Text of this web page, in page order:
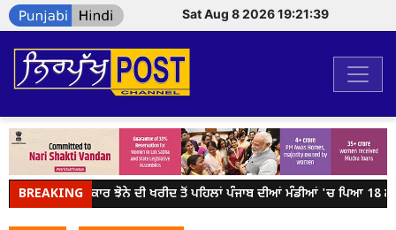
Sat Aug 8 2026 19:21:39
BREAKING
ਕੇਂਦਰ ਸਰਕਾਰ ਝੋਨੇ ਦੀ ਖਰੀਦ ਤੋਂ ਪਹਿਲਾਂ ਪੰਜਾਬ ਦੀਆਂ ਮੰਡੀਆਂ 'ਚ ਪਿਆ 18 ਲੱਖ